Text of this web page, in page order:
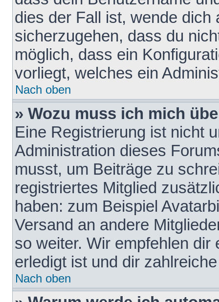
dies der Fall ist, wende dich
sicherzugehen, dass du
möglich, dass ein
vorliegt, welches ein
Nach oben
» Wozu muss ich mich
Eine Registrierung ist nicht
Administration dieses
musst, um Beiträge zu
registriertes Mitglied
haben: zum Beispiel
Versand an andere
so weiter. Wir empfehlen
erledigt ist und dir
Nach oben